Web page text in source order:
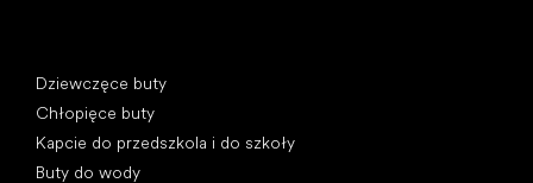
Dziewczęce buty
Chłopięce buty
Kapcie do przedszkola i do szkoły
Buty do wody